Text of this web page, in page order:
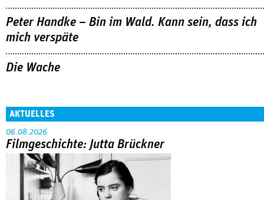
Peter Handke – Bin im Wald. Kann sein, dass ich
mich verspäte
Die Wache
AKTUELLES
06.08.2026
Filmgeschichte: Jutta Brückner